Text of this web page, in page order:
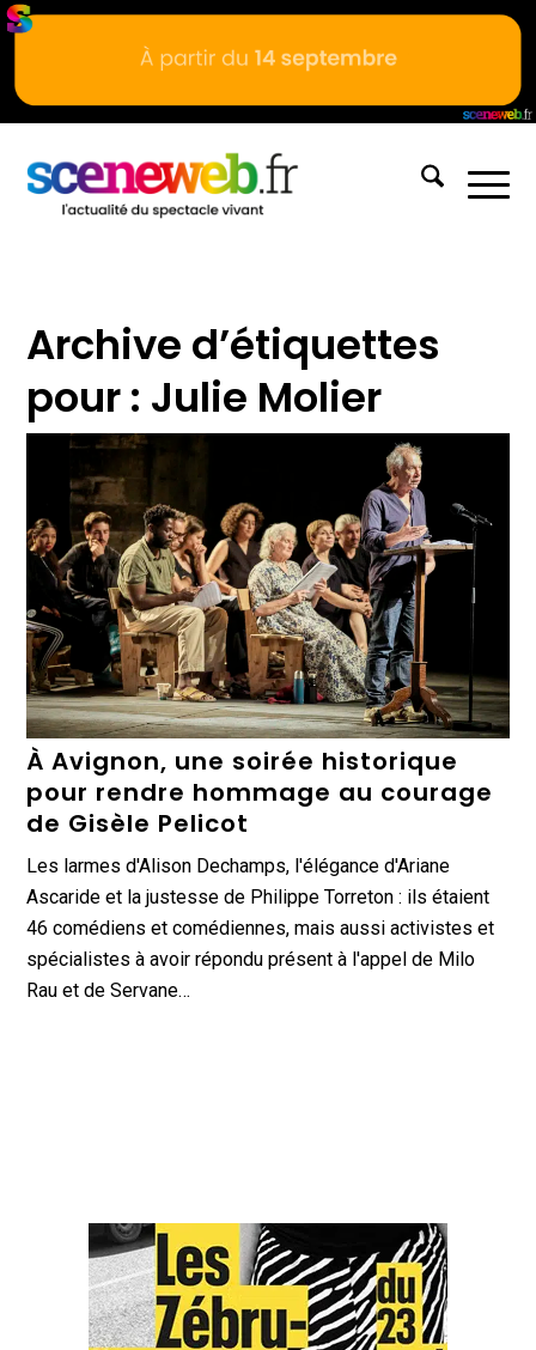
Archive d’étiquettes
pour : Julie Molier
À Avignon, une soirée historique
pour rendre hommage au courage
de Gisèle Pelicot
Les larmes d'Alison Dechamps, l'élégance d'Ariane
Ascaride et la justesse de Philippe Torreton : ils étaient
46 comédiens et comédiennes, mais aussi activistes et
spécialistes à avoir répondu présent à l'appel de Milo
Rau et de Servane…